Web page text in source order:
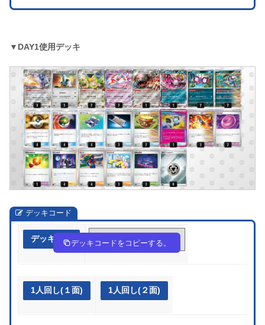
▼DAY1使用デッキ
デッキコード
デッキ作成 Fv1kkf-0wbK4b-F5vk5k
デッキコードをコピーする。
1人回し(１面) 1人回し(２面)